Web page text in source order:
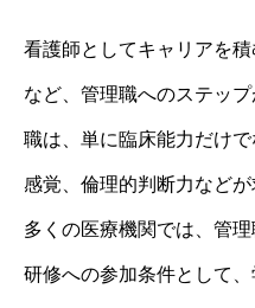
看護師としてキャリアを
など、管理職へのステッ
職は、単に臨床能力だけ
感覚、倫理的判断力などが
多くの医療機関では、管
研修への参加条件として